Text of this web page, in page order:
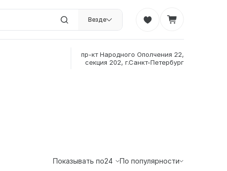
Везде
пр-кт Народного Ополчения 22,
секция 202, г.Санкт-Петербург
Показывать по24 По популярности